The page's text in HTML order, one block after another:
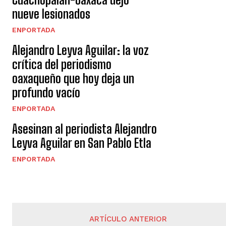
nueve lesionados
ENPORTADA
Alejandro Leyva Aguilar: la voz
crítica del periodismo
oaxaqueño que hoy deja un
profundo vacío
ENPORTADA
Asesinan al periodista Alejandro
Leyva Aguilar en San Pablo Etla
ENPORTADA
ARTÍCULO ANTERIOR